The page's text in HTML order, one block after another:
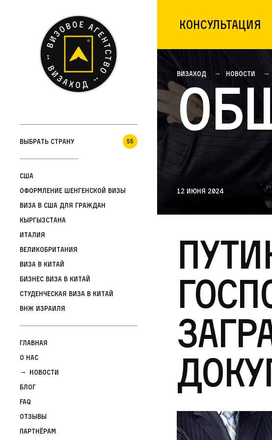
Консультация
Выбрать страну 55
США
Оформление шенгенской визы
Виза в США для граждан
Кыргызстана
Италия
Великобритания
Виза в Китай
Бизнес виза в Китай
Студенческая виза в Китай
ВНЖ Израиля
Главная
О нас
Новости
Блог
FAQ
Отзывы
Партнёрам
Визаход Новости
12 июня 2024